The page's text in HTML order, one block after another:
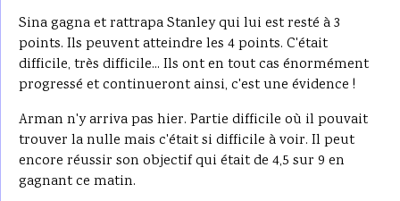
Sina gagna et rattrapa Stanley qui lui est resté à 3
points. Ils peuvent atteindre les 4 points. C'était
difficile, très difficile... Ils ont en tout cas énormément
progressé et continueront ainsi, c'est une évidence !
Arman n'y arriva pas hier. Partie difficile où il pouvait
trouver la nulle mais c'était si difficile à voir. Il peut
encore réussir son objectif qui était de 4,5 sur 9 en
gagnant ce matin.